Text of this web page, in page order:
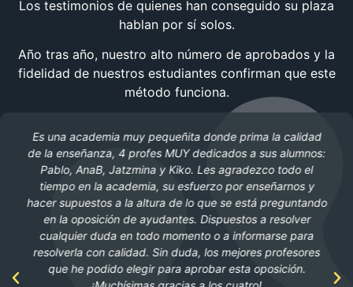
Los testimonios de quienes han conseguido su plaza
hablan por sí solos.
Año tras año, nuestro alto número de aprobados y la
fidelidad de nuestros estudiantes confirman que este
método funciona.
Es una academia muy pequeñita donde prima la calidad
de la enseñanza, 4 profes MUY dedicados a sus alumnos:
Pablo, AnaB, Jatzmina y Kiko. Les agradezco todo el
tiempo en la academia, su esfuerzo por enseñarnos y
hacer supuestos a la altura de lo que se está preguntando
en la oposición de ayudantes. Dispuestos a resolver
cualquier duda en todo momento o a informarse para
resolverla con calidad. Sin duda, los mejores profesores
que he podido elegir para aprobar esta oposición.